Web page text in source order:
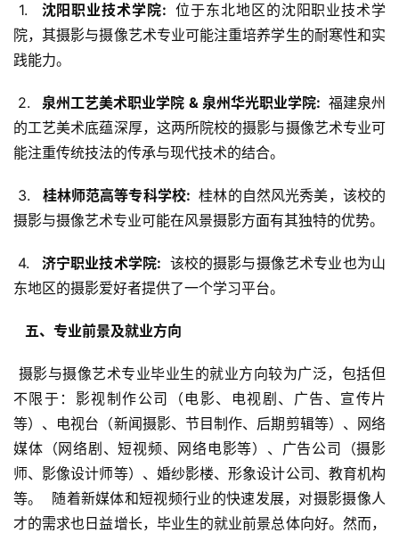
1.
  沈阳职业技术学院:
位于东北地区的沈阳职业技术学
院，其摄影与摄像艺术专业可能注重培养学生的耐寒性和实
践能力。
2.
  泉州工艺美术职业学院 & 泉州华光职业学院:
福建泉州
的工艺美术底蕴深厚，这两所院校的摄影与摄像艺术专业可
能注重传统技法的传承与现代技术的结合。
3.
  桂林师范高等专科学校:
桂林的自然风光秀美，该校的
摄影与摄像艺术专业可能在风景摄影方面有其独特的优势。
4.
  济宁职业技术学院:
该校的摄影与摄像艺术专业也为山
东地区的摄影爱好者提供了一个学习平台。
  五、专业前景及就业方向
不限于：影视制作公司（电影、电视剧、广告、宣传片
等）、电视台（新闻摄影、节目制作、后期剪辑等）、网络
媒体（网络剧、短视频、网络电影等）、广告公司（摄影
师、影像设计师等）、婚纱影楼、形象设计公司、教育机构
等。  随着新媒体和短视频行业的快速发展，对摄影摄像人
才的需求也日益增长，毕业生的就业前景总体向好。然而，